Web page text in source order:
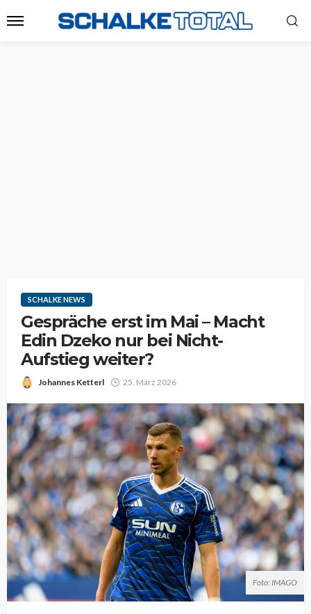
SCHALKE NEWS
Gespräche erst im Mai – Macht
Edin Dzeko nur bei Nicht-
Aufstieg weiter?
Johannes Ketterl 25. März 2026
Foto: IMAGO